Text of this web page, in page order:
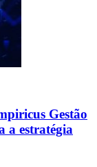
Gestão
a estratégia